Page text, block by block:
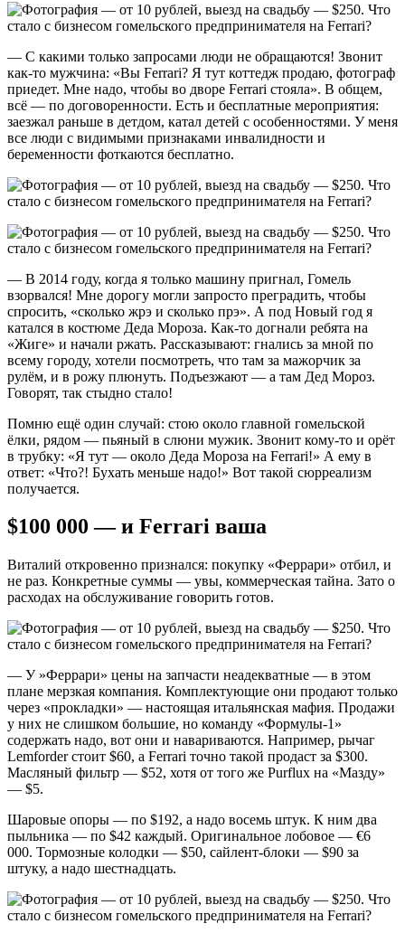
— С какими только запросами люди не обращаются! Звонит
как-то мужчина: «Вы Ferrari? Я тут коттедж продаю, фотограф
приедет. Мне надо, чтобы во дворе Ferrari стояла». В общем,
всё — по договоренности. Есть и бесплатные мероприятия:
заезжал раньше в детдом, катал детей с особенностями. У меня
все люди с видимыми признаками инвалидности и
беременности фоткаются бесплатно.
— В 2014 году, когда я только машину пригнал, Гомель
взорвался! Мне дорогу могли запросто преградить, чтобы
спросить, «сколько жрэ и сколько прэ». А под Новый год я
катался в костюме Деда Мороза. Как-то догнали ребята на
«Жиге» и начали ржать. Рассказывают: гнались за мной по
всему городу, хотели посмотреть, что там за мажорчик за
рулём, и в рожу плюнуть. Подъезжают — а там Дед Мороз.
Говорят, так стыдно стало!
Помню ещё один случай: стою около главной гомельской
ёлки, рядом — пьяный в слюни мужик. Звонит кому-то и орёт
в трубку: «Я тут — около Деда Мороза на Ferrari!» А ему в
ответ: «Что?! Бухать меньше надо!» Вот такой сюрреализм
получается.
$100 000 — и Ferrari ваша
Виталий откровенно признался: покупку «Феррари» отбил, и
не раз. Конкретные суммы — увы, коммерческая тайна. Зато о
расходах на обслуживание говорить готов.
— У »Феррари» цены на запчасти неадекватные — в этом
плане мерзкая компания. Комплектующие они продают только
через «прокладки» — настоящая итальянская мафия. Продажи
у них не слишком большие, но команду «Формулы-1»
содержать надо, вот они и навариваются. Например, рычаг
Lemforder стоит $60, а Ferrari точно такой продаст за $300.
Масляный фильтр — $52, хотя от того же Purflux на «Мазду»
— $5.
Шаровые опоры — по $192, а надо восемь штук. К ним два
пыльника — по $42 каждый. Оригинальное лобовое — €6
000. Тормозные колодки — $50, сайлент-блоки — $90 за
штуку, а надо шестнадцать.